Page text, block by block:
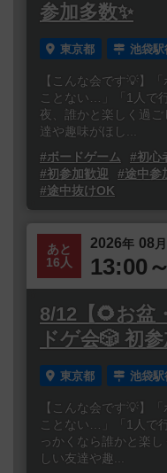
参加多数✨
東京都 池袋駅
【こんな会です💡】
ことない…」「1人で
夜、誰かと楽しく過
達や趣味がほし...
#ボードゲーム
#初心
#初参加歓迎
#途中参
#途中抜けOK
あと
16人
2026年 08 月
13:00
8/12【🌻お盆
ドゲ会🎲 初
東京都 池袋駅
【こんな会です💡】
ことない…」「1人で
っかくなら誰かと楽
しい友達や趣...